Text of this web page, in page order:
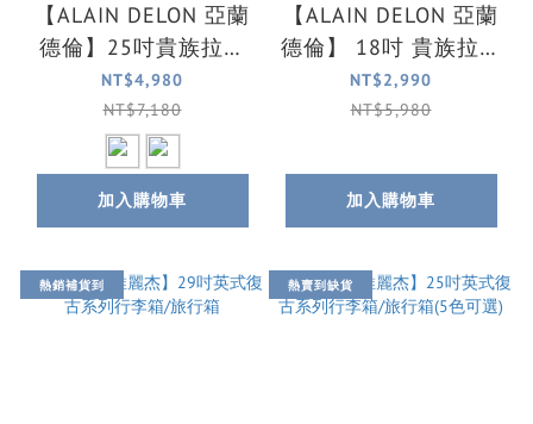
【ALAIN DELON 亞蘭
德倫】25吋貴族拉絲
鋁框行李箱/旅行箱(2
色可選)
NT$4,980
NT$7,180
加入購物車
【ALAIN DELON 亞蘭
德倫】 18吋 貴族拉絲
鋁框電腦拉桿箱/商務
箱(紅)
NT$2,990
NT$5,980
加入購物車
熱銷補貨到 熱賣到缺貨